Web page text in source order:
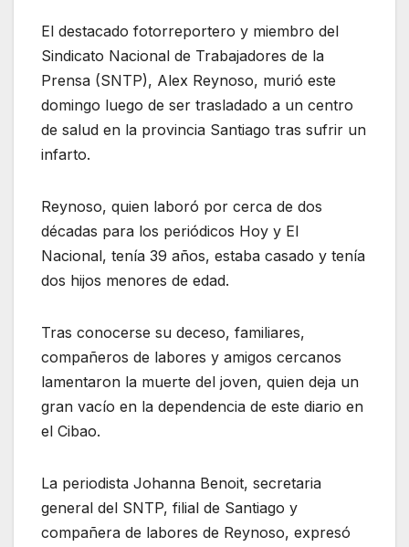
El destacado fotorreportero y miembro del
Sindicato Nacional de Trabajadores de la
Prensa (SNTP), Alex Reynoso, murió este
domingo luego de ser trasladado a un centro
de salud en la provincia Santiago tras sufrir un
infarto.
Reynoso, quien laboró por cerca de dos
décadas para los periódicos Hoy y El
Nacional, tenía 39 años, estaba casado y tenía
dos hijos menores de edad.
Tras conocerse su deceso, familiares,
compañeros de labores y amigos cercanos
lamentaron la muerte del joven, quien deja un
gran vacío en la dependencia de este diario en
el Cibao.
La periodista Johanna Benoit, secretaria
general del SNTP, filial de Santiago y
compañera de labores de Reynoso, expresó